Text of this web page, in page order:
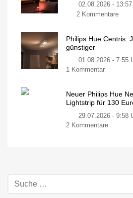
02.08.2026 -
2 Kommentare
Philips Hue Centris:
günstiger
01.08.2026 - 7:55
1 Kommentar
Neuer Philips Hue
Lightstrip für 130
29.07.2026 - 9:58
2 Kommentare